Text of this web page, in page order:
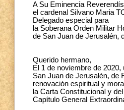
A Su Eminencia
el cardenal Silvano Maria
Delegado especial para
la Soberana Orden Militar
de San Juan de Jerusalén,
Querido hermano,
El 1 de noviembre de
San Juan de Jerusalén, de
renovación espiritual y
la Carta Constitucional y
Capítulo General